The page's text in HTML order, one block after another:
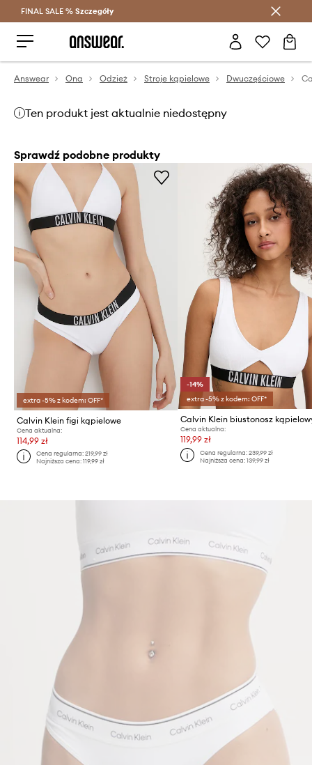
Oszczędzaj z Answear Club >
FINAL SALE % Szczegóły
Answear Ona Odzież Stroje kąpielowe Dwuczęściowe
Ten produkt jest aktualnie niedostępny
Sprawdź podobne produkty
extra -5% z kodem: OFF*
Calvin Klein figi kąpielowe
Cena aktualna:
114,99 zł
Cena regularna:219,99 zł
Najniższa cena:119,99 zł
-14%
extra -5% z kodem: OFF*
Calvin Klein biustonosz
Cena aktualna:
119,99 zł
Cena regularna: 239,99 zł
Najniższa cena: 139,99 zł